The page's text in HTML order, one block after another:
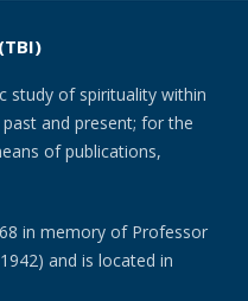
study of spirituality within
and present; for the
of publications,
in memory of Professor
and is located in